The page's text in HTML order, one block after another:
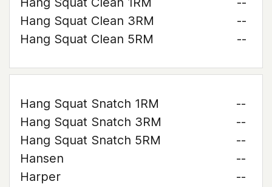
Hang Squat Clean 3RM
--
Hang Squat Clean 5RM
--
Hang Squat Snatch 1RM
--
Hang Squat Snatch 3RM
--
Hang Squat Snatch 5RM
--
Hansen
--
Harper
--